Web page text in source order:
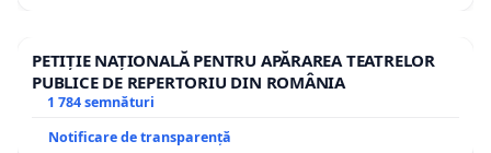
PETIȚIE NAȚIONALĂ PENTRU APĂRAREA TEATRELOR
PUBLICE DE REPERTORIU DIN ROMÂNIA
1 784 semnături
Notificare de transparență